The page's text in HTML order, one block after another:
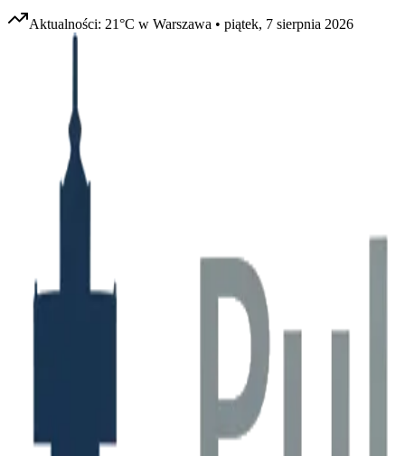
Aktualności: 21°C w Warszawa • piątek, 7 sierpnia 2026